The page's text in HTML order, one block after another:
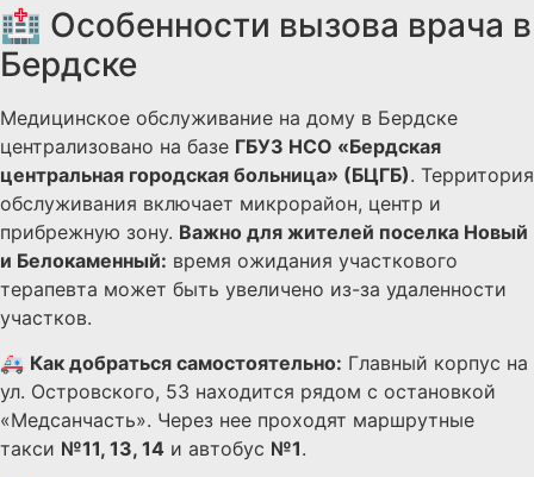
🏥 Особенности вызова врача в
Бердске
Медицинское обслуживание на дому в Бердске
централизовано на базе ГБУЗ НСО «Бердская
центральная городская больница» (БЦГБ). Территория
обслуживания включает микрорайон, центр и
прибрежную зону. Важно для жителей поселка Новый
и Белокаменный: время ожидания участкового
терапевта может быть увеличено из-за удаленности
участков.
🚑 Как добраться самостоятельно: Главный корпус на
ул. Островского, 53 находится рядом с остановкой
«Медсанчасть». Через нее проходят маршрутные
такси №11, 13, 14 и автобус №1.